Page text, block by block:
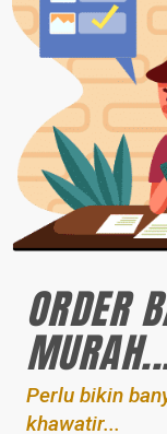
ORDER
Perlu bikin
khawatir...